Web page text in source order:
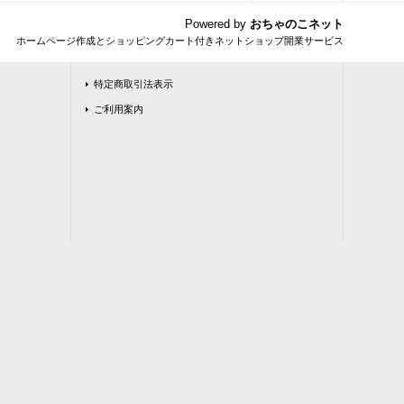
Powered by おちゃのこネット
ホームページ作成とショッピングカート付きネットショップ開業サービス
特定商取引法表示
ご利用案内